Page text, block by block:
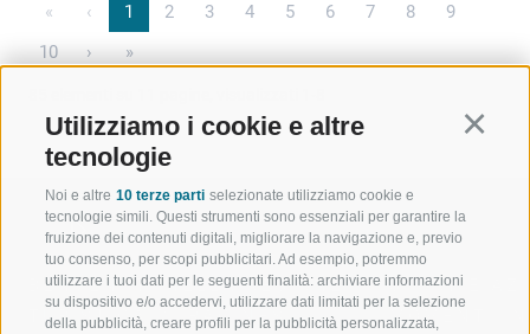
Utilizziamo i cookie e altre
tecnologie
Noi e altre 10 terze parti selezionate utilizziamo cookie e
tecnologie simili. Questi strumenti sono essenziali per garantire la
fruizione dei contenuti digitali, migliorare la navigazione e, previo
tuo consenso, per scopi pubblicitari. Ad esempio, potremmo
utilizzare i tuoi dati per le seguenti finalità: archiviare informazioni
su dispositivo e/o accedervi, utilizzare dati limitati per la selezione
della pubblicità, creare profili per la pubblicità personalizzata,
« ‹ 1 2 3 4 5 6 7 8
9
10
› »
BENVENUTI NELLA REGIONE
TURISTICA DI RACINES
SPORT E
MOMENTI